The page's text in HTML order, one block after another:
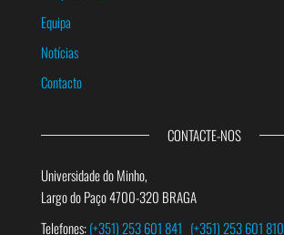
Equipa
Notícias
Contacto
CONTACTE-NOS
Universidade do Minho,
Largo do Paço 4700-320 BRAGA
Telefones:(+351) 253 601 841 (+351) 253 601 810